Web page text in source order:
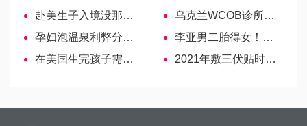
赴美生子入境没那么可怕！
乌克兰WCOB诊所医生—Iryna Babenko博士
孕妇泡温泉利弊分析，看完就知道到底好不好
李亚男二胎得女！网友调侃王祖蓝基因太强大
在美国生完孩子需要坐月子么
2021年敷三伏贴时间表分享，5次使用均需找对时候